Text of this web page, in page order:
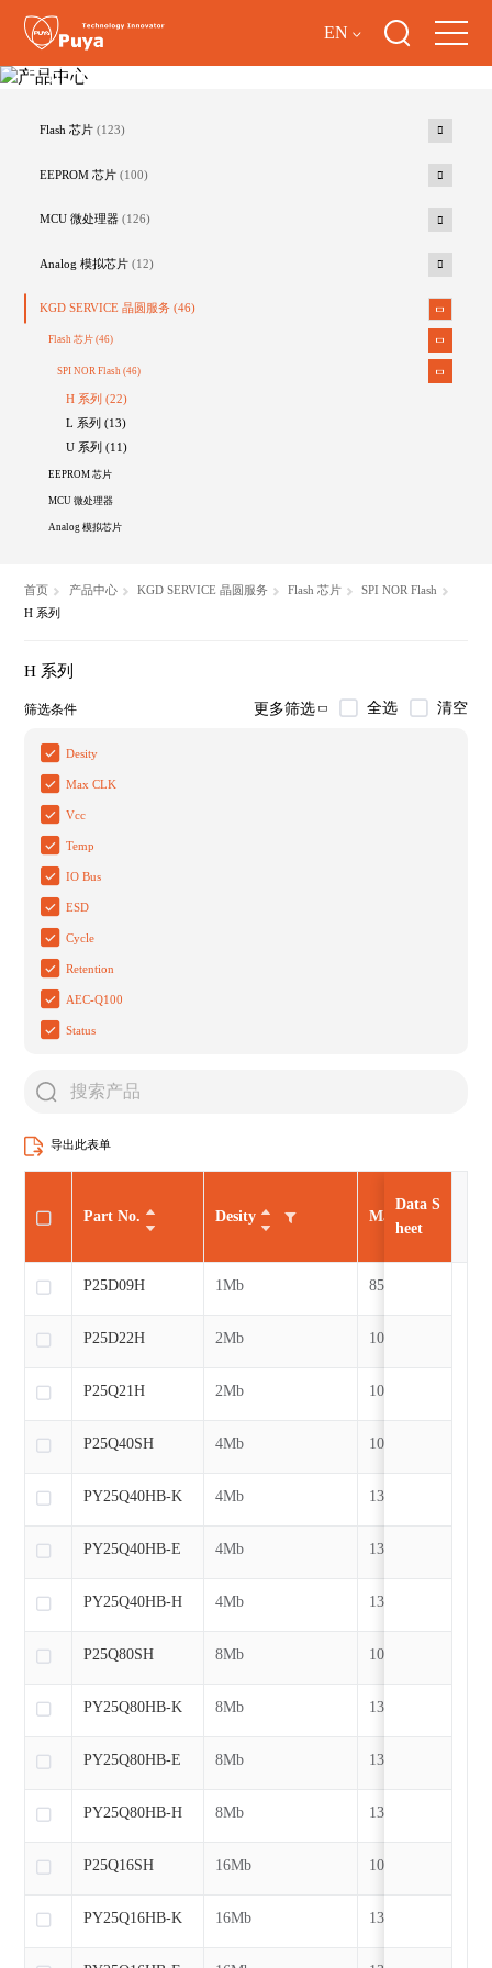
EN
产品中心
Flash 芯片 (123)
EEPROM 芯片 (100)
MCU 微处理器 (126)
Analog 模拟芯片 (12)
KGD SERVICE 晶圆服务 (46)
Flash 芯片(46)
SPI NOR Flash(46)
H 系列 (22)
L 系列 (13)
U 系列 (11)
EEPROM 芯片
MCU 微处理器
Analog 模拟芯片
首页 产品中心 KGD SERVICE 晶圆服务 Flash 芯片
SPI NOR Flash
H 系列
H 系列
筛选条件 更多筛选 全选 清空
Desity
Max CLK
Vcc
Temp
IO Bus
ESD
Cycle
Retention
AEC-Q100
Status
导出此表单
Desity Max CLK
1Mb 85MHz
2Mb 104MHz
2Mb 104MHz
4Mb 104MHz
4Mb 133MHz
4Mb 133MHz
4Mb 133MHz
8Mb 104MHz
8Mb 133MHz
8Mb 133MHz
8Mb 133MHz
16Mb 104MHz
16Mb 133MHz
Part No.
P25D09H
P25D22H
P25Q21H
P25Q40SH
PY25Q40HB-K
PY25Q40HB-E
PY25Q40HB-H
P25Q80SH
PY25Q80HB-K
PY25Q80HB-E
PY25Q80HB-H
P25Q16SH
PY25Q16HB-K
Data S
heet